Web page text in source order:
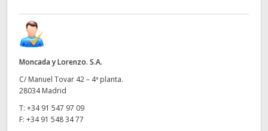
Moncada y Lorenzo. S.A.
C/ Manuel Tovar 42 – 4ª planta.
28034 Madrid
T: +34 91 547 97 09
F: +34 91 548 34 77